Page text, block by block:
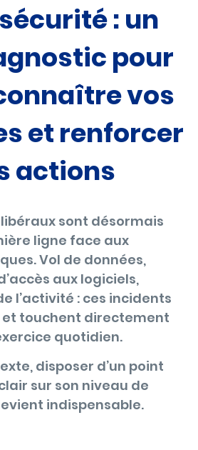
: un
pour
vos
et renforcer
actions
sont désormais
ligne face aux
Vol de données,
aux logiciels,
l’activité : ces incidents
touchent directement
quotidien.
disposer d’un point
sur son niveau de
indispensable.